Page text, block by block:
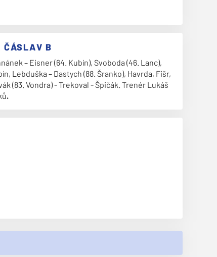
ČÁSLAV B
– Eisner (64. Kubín), Svoboda (46. Lanc),
Lebduška – Dastych (88. Šranko), Havrda, Fišr,
(83. Vondra) - Trekoval - Špičák. Trenér Lukáš
.